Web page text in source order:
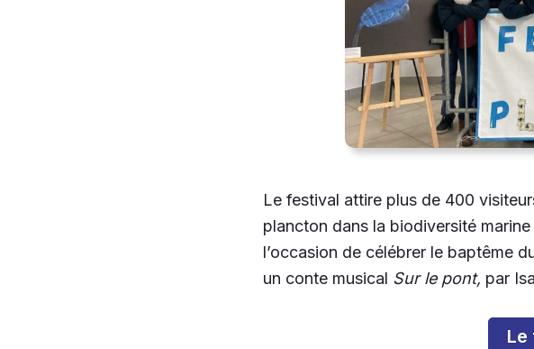
Le festival attire plus de 400
plancton dans la biodiversité
l’occasion de célébrer le baptême
un conte musical Sur le pont, par
Le